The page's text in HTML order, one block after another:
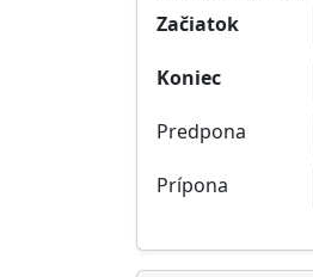
Začiatok
Koniec
Predpona
Prípona